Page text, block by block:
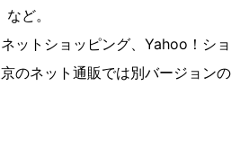
ど。
ットショッピング、Yahoo！ショ
のネット通販では別バージョンの